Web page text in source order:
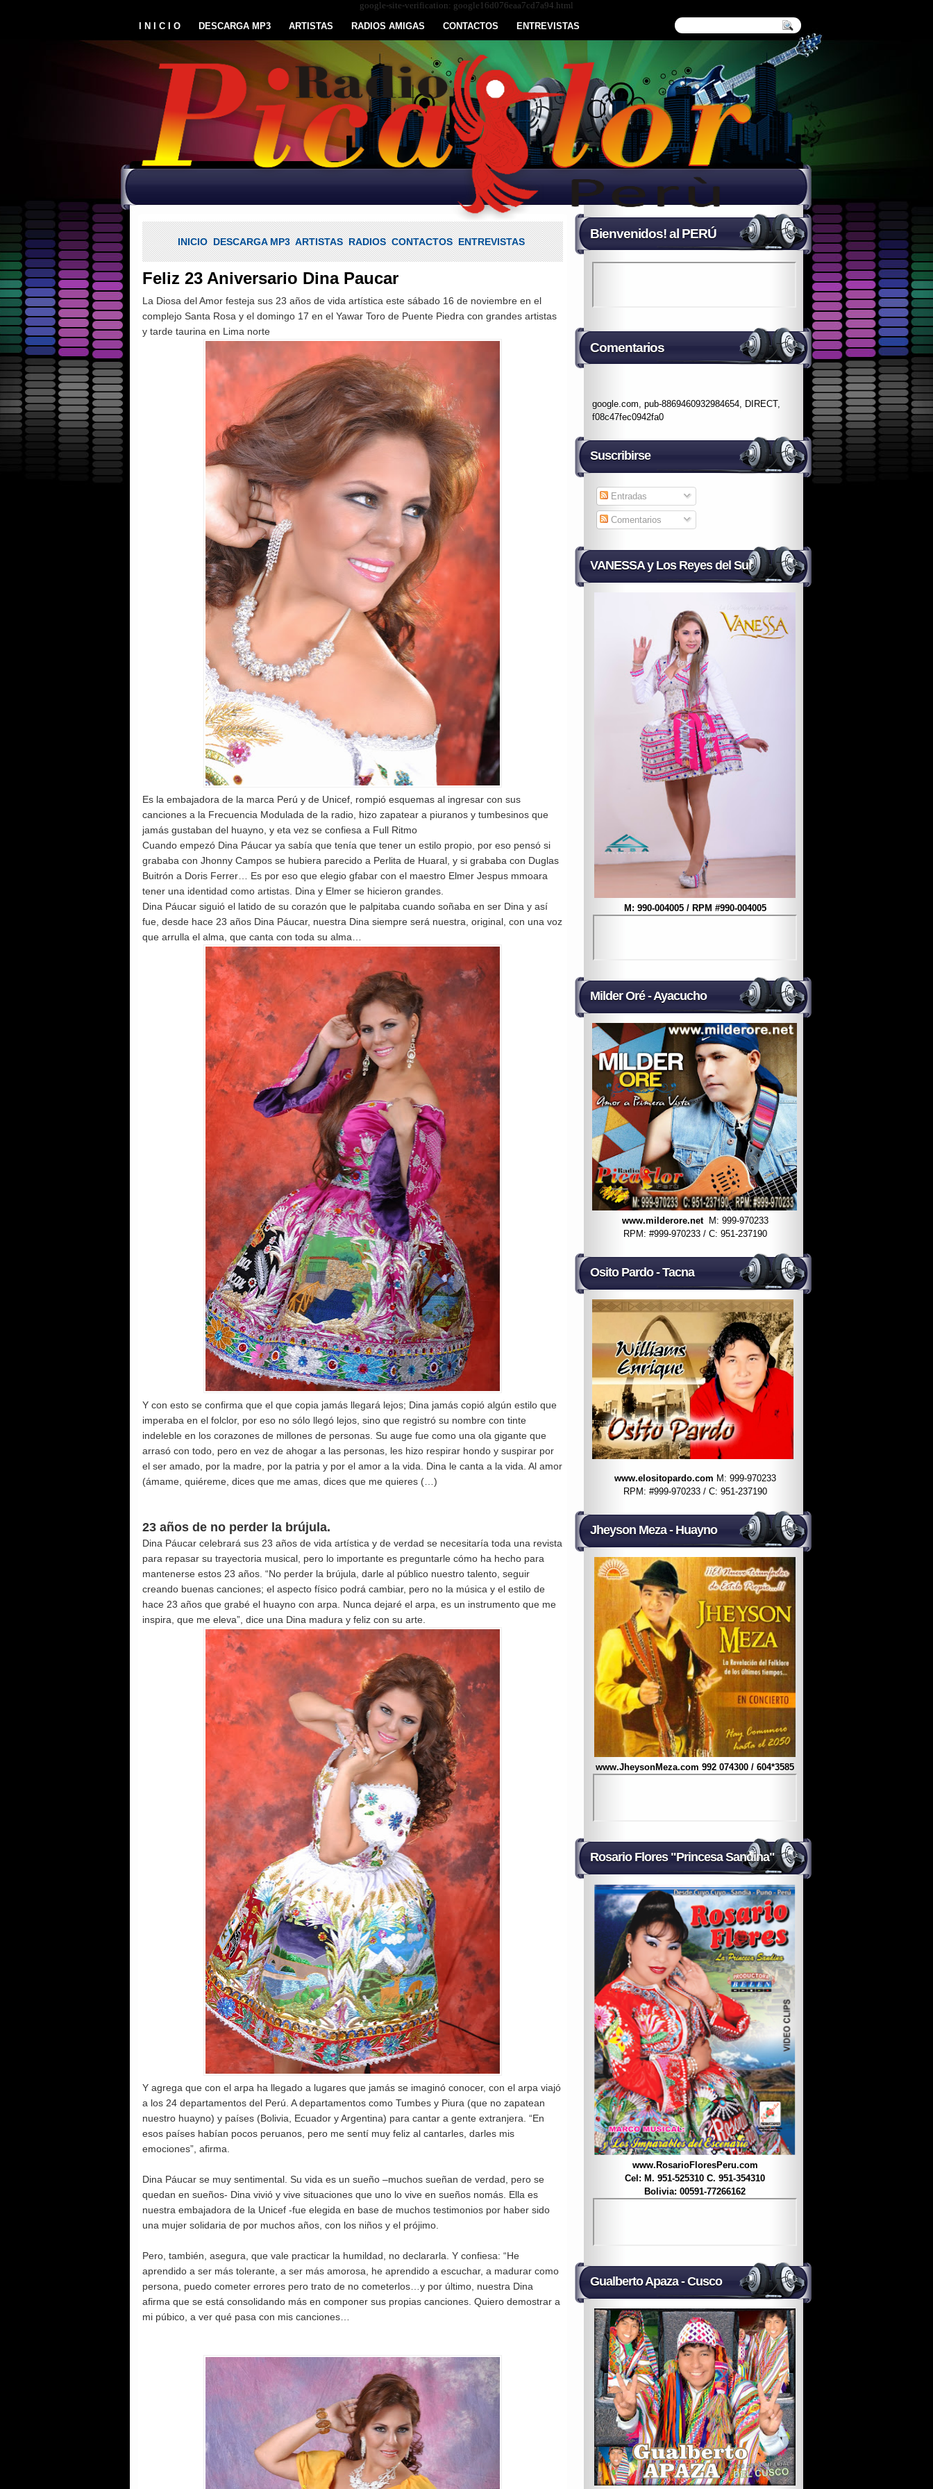
google-site-verification: google16d076eaa7cd7a94.html
I N I C I O
DESCARGA MP3 ARTISTAS RADIOS AMIGAS CONTACTOS ENTREVISTAS
INICIO DESCARGA MP3 ARTISTAS RADIOS CONTACTOS ENTREVISTAS
Feliz 23 Aniversario Dina Paucar
La Diosa del Amor festeja sus 23 años de vida artística este sábado 16 de noviembre en el
complejo Santa Rosa y el domingo 17 en el Yawar Toro de Puente Piedra con grandes artistas
y tarde taurina en Lima norte
Es la embajadora de la marca Perú y de Unicef, rompió esquemas al ingresar con sus
canciones a la Frecuencia Modulada de la radio, hizo zapatear a piuranos y tumbesinos que
jamás gustaban del huayno, y eta vez se confiesa a Full Ritmo
Cuando empezó Dina Páucar ya sabía que tenía que tener un estilo propio, por eso pensó si
grababa con Jhonny Campos se hubiera parecido a Perlita de Huaral, y si grababa con Duglas
Buitrón a Doris Ferrer… Es por eso que elegio gfabar con el maestro Elmer Jespus mmoara
tener una identidad como artistas. Dina y Elmer se hicieron grandes.
Dina Páucar siguió el latido de su corazón que le palpitaba cuando soñaba en ser Dina y así
fue, desde hace 23 años Dina Páucar, nuestra Dina siempre será nuestra, original, con una voz
que arrulla el alma, que canta con toda su alma…
Y con esto se confirma que el que copia jamás llegará lejos; Dina jamás copió algún estilo que
imperaba en el folclor, por eso no sólo llegó lejos, sino que registró su nombre con tinte
indeleble en los corazones de millones de personas. Su auge fue como una ola gigante que
arrasó con todo, pero en vez de ahogar a las personas, les hizo respirar hondo y suspirar por
el ser amado, por la madre, por la patria y por el amor a la vida. Dina le canta a la vida. Al amor
(ámame, quiéreme, dices que me amas, dices que me quieres (…)
23 años de no perder la brújula.
Dina Páucar celebrará sus 23 años de vida artística y de verdad se necesitaría toda una revista
para repasar su trayectoria musical, pero lo importante es preguntarle cómo ha hecho para
mantenerse estos 23 años. “No perder la brújula, darle al público nuestro talento, seguir
creando buenas canciones; el aspecto físico podrá cambiar, pero no la música y el estilo de
hace 23 años que grabé el huayno con arpa. Nunca dejaré el arpa, es un instrumento que me
inspira, que me eleva”, dice una Dina madura y feliz con su arte.
Y agrega que con el arpa ha llegado a lugares que jamás se imaginó conocer, con el arpa viajó
a los 24 departamentos del Perú. A departamentos como Tumbes y Piura (que no zapatean
nuestro huayno) y países (Bolivia, Ecuador y Argentina) para cantar a gente extranjera. “En
esos países habían pocos peruanos, pero me sentí muy feliz al cantarles, darles mis
emociones”, afirma.
Dina Páucar se muy sentimental. Su vida es un sueño –muchos sueñan de verdad, pero se
quedan en sueños- Dina vivió y vive situaciones que uno lo vive en sueños nomás. Ella es
nuestra embajadora de la Unicef -fue elegida en base de muchos testimonios por haber sido
una mujer solidaria de por muchos años, con los niños y el prójimo.
Pero, también, asegura, que vale practicar la humildad, no declararla. Y confiesa: “He
aprendido a ser más tolerante, a ser más amorosa, he aprendido a escuchar, a madurar como
persona, puedo cometer errores pero trato de no cometerlos…y por último, nuestra Dina
afirma que se está consolidando más en componer sus propias canciones. Quiero demostrar a
mi púbico, a ver qué pasa con mis canciones…
Bienvenidos! al PERÚ
Comentarios
google.com, pub-8869460932984654, DIRECT,
f08c47fec0942fa0
Suscribirse
Entradas
Comentarios
VANESSA y Los Reyes del Sur
M: 990-004005 / RPM #990-004005
Milder Oré - Ayacucho
www.milderore.net M: 999-970233
RPM: #999-970233 / C: 951-237190
Osito Pardo - Tacna
www.elositopardo.com M: 999-970233
RPM: #999-970233 / C: 951-237190
Jheyson Meza - Huayno
www.JheysonMeza.com 992 074300 / 604*3585
Rosario Flores "Princesa Sandina"
www.RosarioFloresPeru.com
Cel: M. 951-525310 C. 951-354310
Bolivia: 00591-77266162
Gualberto Apaza - Cusco